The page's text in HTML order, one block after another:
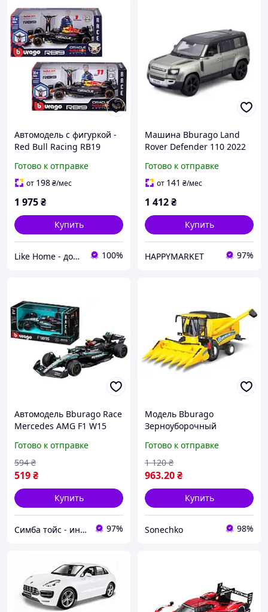
Автомодель с фигуркой -
Red Bull Racing RB19
Готово к отправке
от 198₴/мес
1 975₴
Купить
Like Home - домашний уют для всей семьи. Будьте как дома 🤗 100%
Машина Bburago Land
Rover Defender 110 2022
Готово к отправке
от 141 ₴/мес
1 412₴
Купить
HAPPYMARKET 97%
Автомодель Bburago Race
Mercedes AMG F1 W15
38208
Готово к отправке
519₴
594 ₴
Купить
Симба тойс - интернет-магазин детских игрушек 97%
Модель Bburago
Зерноуборочный
TC5.90 с кукурузной
жаткой 1:32 (18-31722)
Готово к отправке
963.20₴
1 120 ₴
Купить
Sonechko 98%